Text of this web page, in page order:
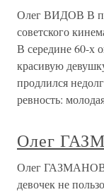
Олег ВИДОВ В
советского
В середине 60-х
красивую
продлился
ревность:
Олег
Олег ГАЗМАНОВ
девочек не